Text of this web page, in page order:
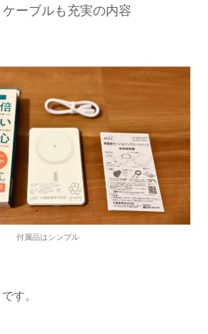
ーブルも充実の内容
付属品はシンプル
す。